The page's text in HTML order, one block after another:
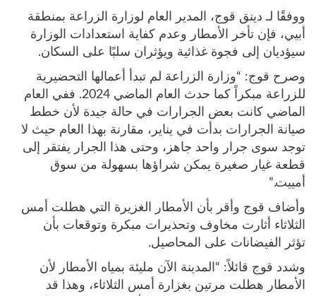
ووفقًا لـ دينق قوج، المدير العام لوزارة الزراعة بمنطقة
أبيي، فإن تأخر الأمطار وعدم كفاية استعدادات الوزارة
سيؤديان إلى فجوة غذائية ويؤثران سلبًا على السكان.
وصرح قوج: “وزارة الزراعة لم تبدأ أعمالها التحضيرية
للزراعة مبكراً كما حدث العام الماضي 2024. ففي العام
الماضي كانت بعض الجرارات في حالة جيدة لأن خطط
صيانة الجرارات بدأت في يناير، مقارنة بهذا العام حيث لا
توجد سوى جرار واحد جاهز، وحتى هذا الجرار يفتقر إلى
قطعة غيار صغيرة يمكن شراؤها بسهولة من سوق
أمييت.”
وأضاف قوج وأقر بأن الأمطار الغزيرة التي هطلت أمس
الثلاثاء أثارت مخاوف وتحذيرات مبكرة وتوقعات بأن
تؤثر الفيضانات على المحاصيل.
وشدد قوج قائلاً: “المدينة الآن مليئة بمياه الأمطار لأن
الأمطار هطلت مرتين بغزارة أمس الثلاثاء، وهذا قد